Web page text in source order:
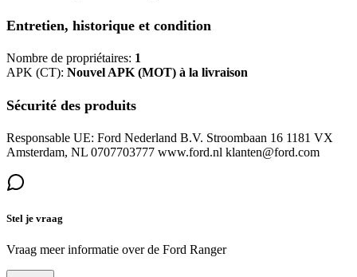
Entretien, historique et condition
Nombre de propriétaires: 1
APK (CT): Nouvel APK (MOT) à la livraison
Sécurité des produits
Responsable UE: Ford Nederland B.V. Stroombaan 16 1181 VX
Amsterdam, NL 0707703777 www.ford.nl klanten@ford.com
Stel je vraag
Vraag meer informatie over de Ford Ranger